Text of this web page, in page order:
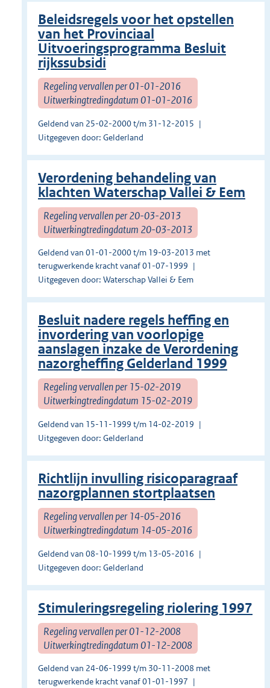
Beleidsregels voor het opstellen
van het Provinciaal
Uitvoeringsprogramma Besluit
rijkssubsidi
Regeling vervallen per 01-01-2016
Uitwerkingtredingdatum 01-01-2016
Geldend van 25-02-2000 t/m 31-12-2015
Uitgegeven door: Gelderland
Verordening behandeling van
klachten Waterschap Vallei & Eem
Regeling vervallen per 20-03-2013
Uitwerkingtredingdatum 20-03-2013
Geldend van 01-01-2000 t/m 19-03-2013 met
terugwerkende kracht vanaf 01-07-1999
Uitgegeven door: Waterschap Vallei & Eem
Besluit nadere regels heffing en
invordering van voorlopige
aanslagen inzake de Verordening
nazorgheffing Gelderland 1999
Regeling vervallen per 15-02-2019
Uitwerkingtredingdatum 15-02-2019
Geldend van 15-11-1999 t/m 14-02-2019
Uitgegeven door: Gelderland
Richtlijn invulling risicoparagraaf
nazorgplannen stortplaatsen
Regeling vervallen per 14-05-2016
Uitwerkingtredingdatum 14-05-2016
Geldend van 08-10-1999 t/m 13-05-2016
Uitgegeven door: Gelderland
Stimuleringsregeling riolering 1997
Regeling vervallen per 01-12-2008
Uitwerkingtredingdatum 01-12-2008
Geldend van 24-06-1999 t/m 30-11-2008 met
terugwerkende kracht vanaf 01-01-1997